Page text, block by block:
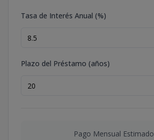
Tasa de Interés Anual (%)
Plazo del Préstamo (años)
Pago Mensual Estimado